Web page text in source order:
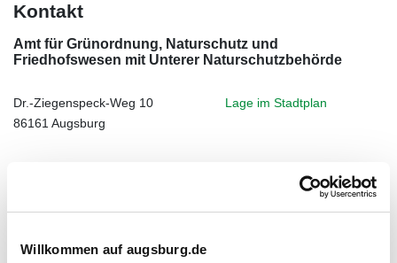
Willkommen auf augsburg.de
Kontakt
Amt für Grünordnung, Naturschutz und
Friedhofswesen mit Unterer Naturschutzbehörde
Dr.-Ziegenspeck-Weg 10
86161 Augsburg
Lage im Stadtplan
E-Mail agnf@augsburg.de